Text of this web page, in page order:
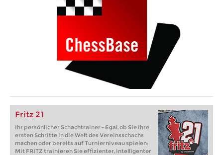
Fritz 21
Ihr persönlicher Schachtrainer - Egal, ob Sie Ihre
ersten Schritte in die Welt des Vereinsschachs
machen oder bereits auf Turnierniveau spielen:
Mit FRITZ trainieren Sie effizienter, intelligenter